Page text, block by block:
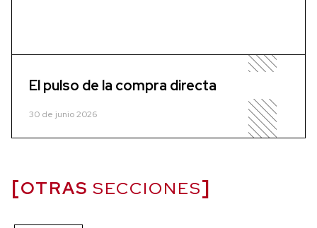
El pulso de la compra directa
30 de junio 2026
OTRAS SECCIONES